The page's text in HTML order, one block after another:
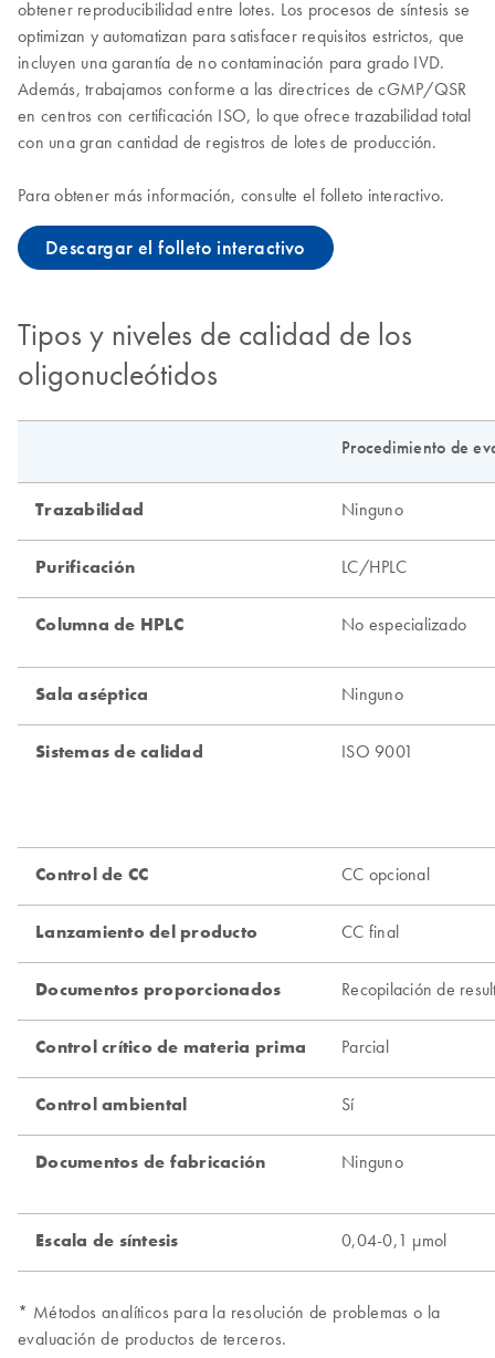
obtener reproducibilidad entre lotes. Los procesos de síntesis se
optimizan y automatizan para satisfacer requisitos estrictos, que
incluyen una garantía de no contaminación para grado IVD.
Además, trabajamos conforme a las directrices de cGMP/QSR
en centros con certificación ISO, lo que ofrece trazabilidad total
con una gran cantidad de registros de lotes de producción.
Para obtener más información, consulte el folleto interactivo.
Descargar el folleto interactivo
Tipos y niveles de calidad de los
oligonucleótidos